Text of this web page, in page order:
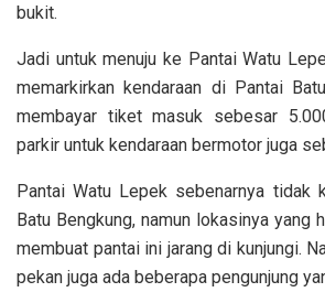
bukit.
Jadi untuk menuju ke Pantai Watu
memarkirkan kendaraan di Pantai
membayar tiket masuk sebesar
parkir untuk kendaraan bermotor juga
Pantai Watu Lepek sebenarnya tidak
Batu Bengkung, namun lokasinya yang
membuat pantai ini jarang di kunjungi.
pekan juga ada beberapa pengunjung